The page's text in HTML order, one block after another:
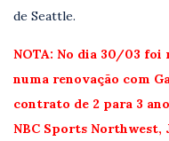
de Seattle.
NOTA: No dia 30/03
numa renovação com
contrato de 2 para 3
NBC Sports Northwest,